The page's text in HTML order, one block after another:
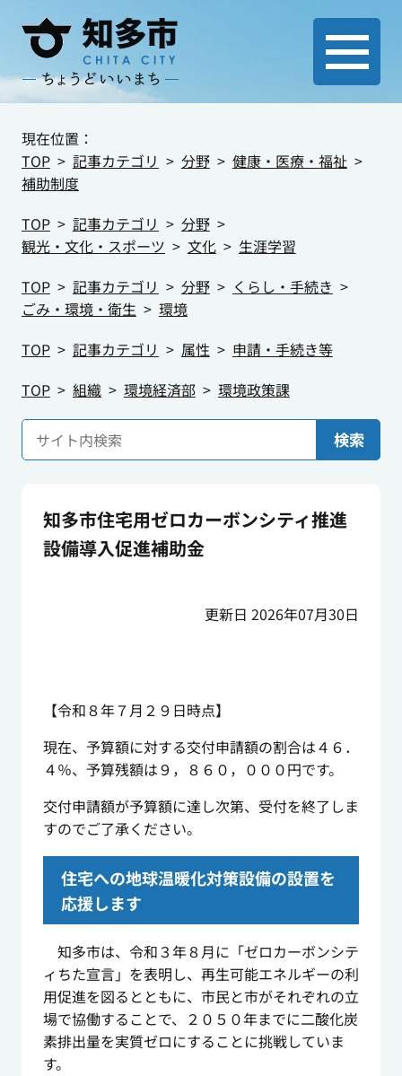
現在位置：
TOP
記事カテゴリ 分野
健康・医療・福祉
補助制度
TOP
記事カテゴリ
分野
観光・文化・スポーツ
文化
生涯学習
TOP
記事カテゴリ 分野
くらし・手続き
ごみ・環境・衛生
環境
TOP
記事カテゴリ 属性
申請・手続き等
TOP
組織 環境経済部 環境政策課
検索
知多市住宅用ゼロカーボンシティ推進
設備導入促進補助金
更新日 2026年07月30日
【令和８年７月２９日時点】
現在、予算額に対する交付申請額の割合は４６．
４％、予算残額は９，８６０，０００円です。
交付申請額が予算額に達し次第、受付を終了しま
すのでご了承ください。
住宅への地球温暖化対策設備の設置を
応援します
知多市は、令和３年８月に「ゼロカーボンシテ
ィちた宣言」を表明し、再生可能エネルギーの利
用促進を図るとともに、市民と市がそれぞれの立
場で協働することで、２０５０年までに二酸化炭
素排出量を実質ゼロにすることに挑戦していま
す。